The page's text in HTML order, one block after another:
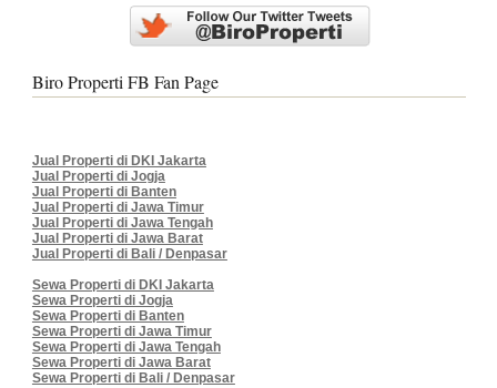
Biro Properti FB Fan Page
Jual Properti di DKI Jakarta
Jual Properti di Jogja
Jual Properti di Banten
Jual Properti di Jawa Timur
Jual Properti di Jawa Tengah
Jual Properti di Jawa Barat
Jual Properti di Bali / Denpasar
Sewa Properti di DKI Jakarta
Sewa Properti di Jogja
Sewa Properti di Banten
Sewa Properti di Jawa Timur
Sewa Properti di Jawa Tengah
Sewa Properti di Jawa Barat
Sewa Properti di Bali / Denpasar